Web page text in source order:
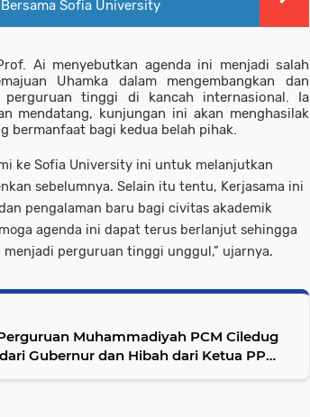
Sofia University
Ai menyebutkan agenda ini menjadi salah
Uhamka dalam mengembangkan dan
perguruan tinggi di kancah internasional. Ia
mendatang, kunjungan ini akan menghasilak
bermanfaat bagi kedua belah pihak.
ke Sofia University ini untuk melanjutkan
sebelumnya. Selain itu tentu, Kerjasama ini
pengalaman baru bagi civitas akademik
agenda ini dapat terus berlanjut sehingga
menjadi perguruan tinggi unggul,” ujarnya.
Muhammadiyah PCM Ciledug
Gubernur dan Hibah dari Ketua PP